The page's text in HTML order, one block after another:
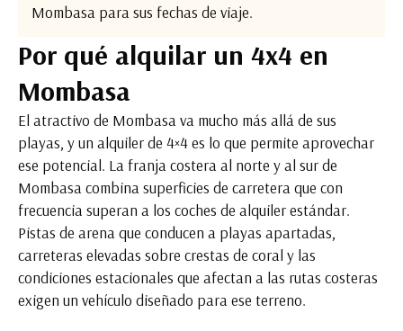
Mombasa para sus fechas de viaje.
Por qué alquilar un 4x4 en
Mombasa
El atractivo de Mombasa va mucho más allá de sus
playas, y un alquiler de 4×4 es lo que permite aprovechar
ese potencial. La franja costera al norte y al sur de
Mombasa combina superficies de carretera que con
frecuencia superan a los coches de alquiler estándar.
Pistas de arena que conducen a playas apartadas,
carreteras elevadas sobre crestas de coral y las
condiciones estacionales que afectan a las rutas costeras
exigen un vehículo diseñado para ese terreno.